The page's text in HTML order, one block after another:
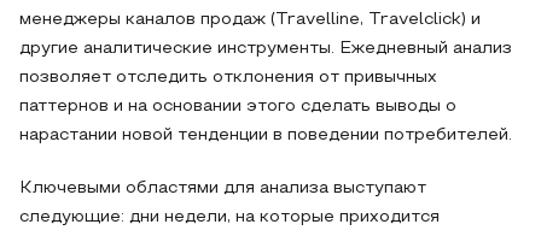
менеджеры каналов продаж (Travelline, Travelclick) и
другие аналитические инструменты. Ежедневный анализ
позволяет отследить отклонения от привычных
паттернов и на основании этого сделать выводы о
нарастании новой тенденции в поведении потребителей.
Ключевыми областями для анализа выступают
следующие: дни недели, на которые приходится